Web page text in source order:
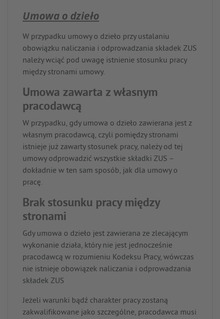
Umowa o dzieło
W przypadku umowy o dzieło przy ustalaniu
obowiązku naliczania i odprowadzania składek ZUS
należy wciąć pod uwagę istnienie stosunku pracy
między stronami umowy.
Umowa zawarta z własnym
pracodawcą
W przypadku, gdy umowa o dzieło zawierana jest z
własnym pracodawcą, czyli pomiędzy stronami
istnieje już zawarty stosunek pracy, należy od tej
umowy odprowadzić wszystkie składki ZUS –
dokładnie w ten sam sposób, jak dla umowy o
pracę.
Brak stosunku pracy między
stronami
Gdy umowa o dzieło jest zawierana ze zlecającym
wykonanie działa, który nie jest jednocześnie
pracodawcą w rozumieniu Kodeksu Pracy, wówczas
nie istnieje obowiązek naliczania i odprowadzania
składek ZUS
Jeżeli warunki bądź charakter pracy zostaną
zakwalifikowane jako szczególne, pracodawca musi